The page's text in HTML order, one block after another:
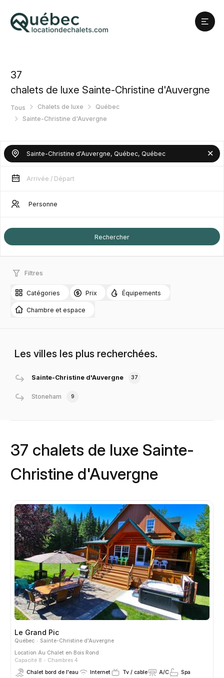
37
chalets de luxe Sainte-Christine d'Auvergne
Tous Chalets de luxe
Québec
Sainte-Christine d'Auvergne
Filtres
Catégories Prix Équipements
Chambre et espace
Les villes les plus recherchées.
Sainte-Christine d'Auvergne 37
Stoneham 9
37 chalets de luxe Sainte-
Christine d'Auvergne
Le Grand Pic
Québec
Sainte-Christine d'Auvergne
Location Au Chalet en Bois Rond
Capacité 8
Chambres 4
Chalet bord de l'eau
Internet Tv / cable A/C
Spa